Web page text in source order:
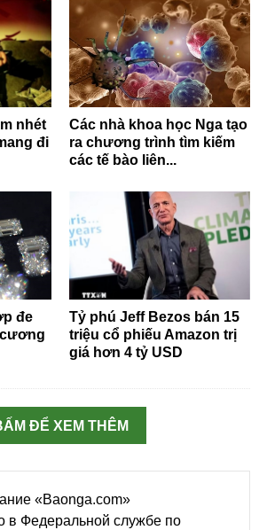
nhét
đi
Các nhà khoa học Nga tạo
ra chương trình tìm kiếm
các tế bào liên...
đe
Tỷ phú Jeff Bezos bán 15
triệu cổ phiếu Amazon trị
giá hơn 4 tỷ USD
ĐỂ XEM THÊM
«Baonga.com»
в Федеральной службе по